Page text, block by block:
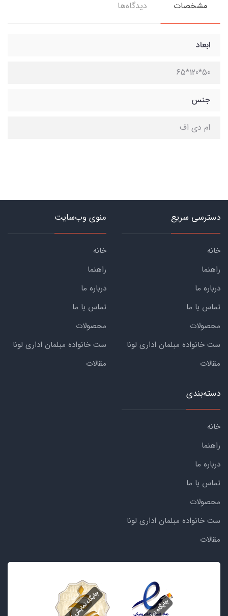
مشخصات دیدگاه‌ها
ابعاد
50*120*65
جنس
ام دی اف
دسترسی سریع
خانه
راهنما
درباره ما
تماس با ما
محصولات
ست خانواده مبلمان اداری لونا
مقالات
منوی وب‌سایت
خانه
راهنما
درباره ما
تماس با ما
محصولات
ست خانواده مبلمان اداری لونا
مقالات
دسته‌بندی
خانه
راهنما
درباره ما
تماس با ما
محصولات
ست خانواده مبلمان اداری لونا
مقالات